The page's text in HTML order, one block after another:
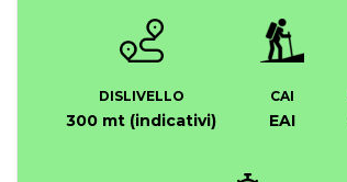
DISLIVELLO
300 mt (indicativi)
CAI
EAI